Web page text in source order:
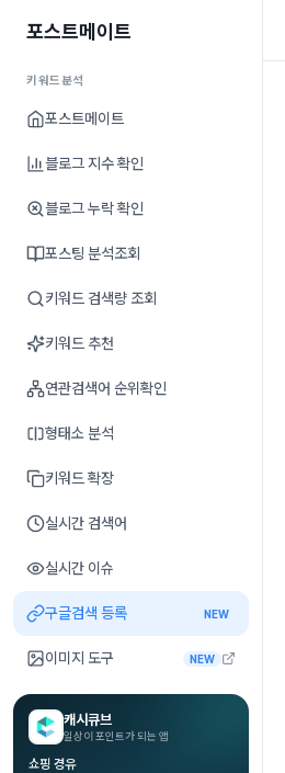
포스트메이트
키워드분석
포스트메이트
블로그 지수 확인
블로그 누락 확인
포스팅 분석조회
키워드 검색량 조회
키워드 추천
연관검색어 순위확인
형태소 분석
키워드 확장
실시간 검색어
실시간 이슈
구글검색 등록 NEW
이미지 도구 NEW
캐시큐브
일상이 포인트가 되는 앱
쇼핑 경유